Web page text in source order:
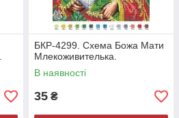
БКР-4299. Схема Божа Мати
Млекоживителька.
В наявності
35 ₴